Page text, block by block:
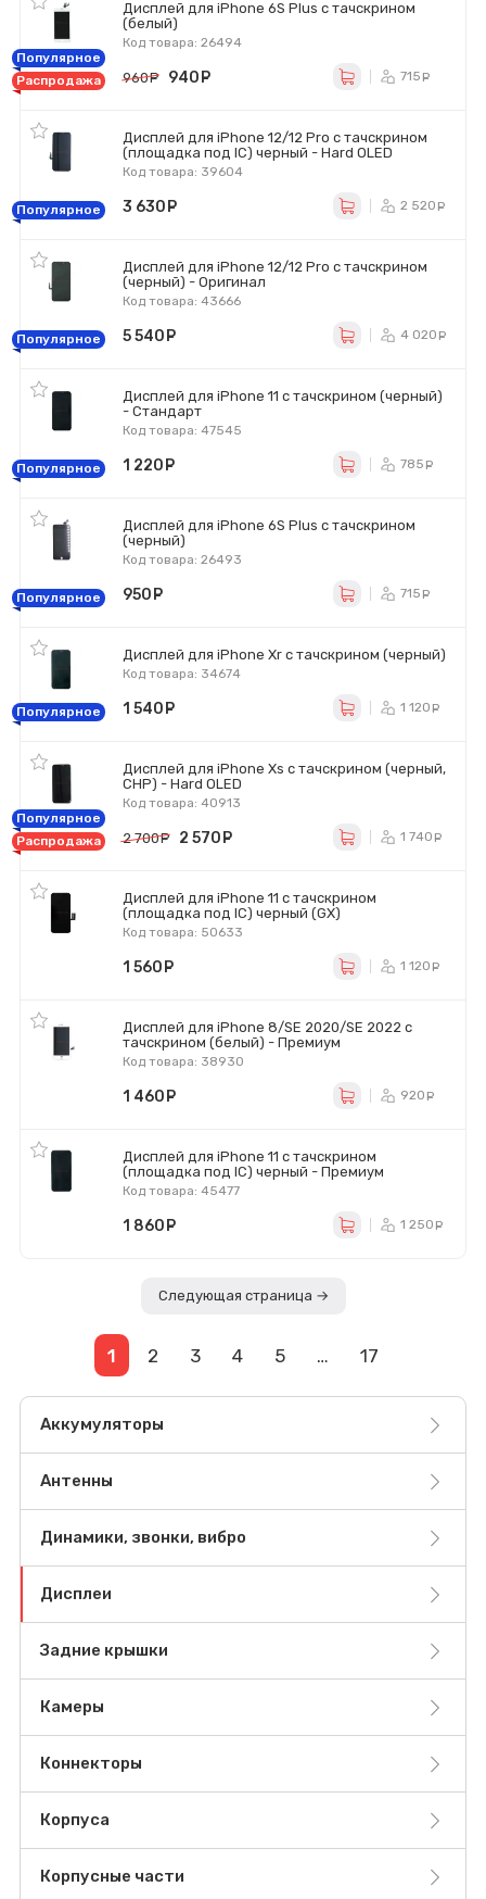
Дисплей для iPhone 6S Plus с тачскрином
(белый)
Код товара: 26494
Популярное
Распродажа
960 руб.
940 715
Дисплей для iPhone 12/12 Pro с тачскрином
(площадка под IC) черный - Hard OLED
Код товара: 39604
Популярное 3 630 2 520
Дисплей для iPhone 12/12 Pro с тачскрином
(черный) - Оригинал
Код товара: 43666
Популярное 5 540 4 020
Дисплей для iPhone 11 с тачскрином (черный)
- Стандарт
Код товара: 47545
Популярное 1 220 785
Дисплей для iPhone 6S Plus с тачскрином
(черный)
Код товара: 26493
Популярное 950 715
Дисплей для iPhone Xr с тачскрином (черный)
Код товара: 34674
Популярное 1 540 1 120
Дисплей для iPhone Xs с тачскрином (черный,
CHP) - Hard OLED
Код товара: 40913
Популярное
Распродажа
2 700 руб.
2 570 1 740
Дисплей для iPhone 11 с тачскрином
(площадка под IC) черный (GX)
Код товара: 50633
1 560 1 120
Дисплей для iPhone 8/SE 2020/SE 2022 с
тачскрином (белый) - Премиум
Код товара: 38930
1 460 920
Дисплей для iPhone 11 с тачскрином
(площадка под IC) черный - Премиум
Код товара: 45477
1 860 1 250
Следующая страница →
1 2 3 4 5 … 17
Аккумуляторы
Антенны
Динамики, звонки, вибро
Дисплеи
Задние крышки
Камеры
Коннекторы
Корпуса
Корпусные части